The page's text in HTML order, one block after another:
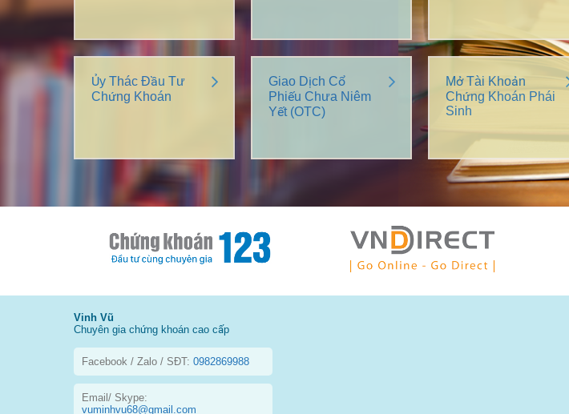
Ủy Thác Đầu Tư
Chứng Khoán
Giao Dịch Cổ
Phiếu Chưa Niêm
Yết (OTC)
Mở Tài Khoản
Chứng Khoán Phái
Sinh
Vinh Vũ
Chuyên gia chứng khoán cao cấp
Facebook / Zalo / SĐT: 0982869988
Email/ Skype:
vuminhvu68@gmail.com